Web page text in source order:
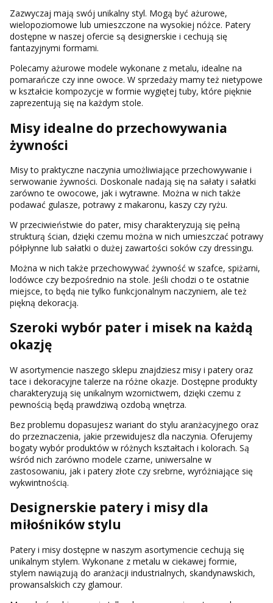
Zazwyczaj mają swój unikalny styl. Mogą być ażurowe,
wielopoziomowe lub umieszczone na wysokiej nóżce. Patery
dostępne w naszej ofercie są designerskie i cechują się
fantazyjnymi formami.
Polecamy ażurowe modele wykonane z metalu, idealne na
pomarańcze czy inne owoce. W sprzedaży mamy też nietypowe
w kształcie kompozycje w formie wygiętej tuby, które pięknie
zaprezentują się na każdym stole.
Misy idealne do przechowywania
żywności
Misy to praktyczne naczynia umożliwiające przechowywanie i
serwowanie żywności. Doskonale nadają się na sałaty i sałatki
zarówno te owocowe, jak i wytrawne. Można w nich także
podawać gulasze, potrawy z makaronu, kaszy czy ryżu.
W przeciwieństwie do pater, misy charakteryzują się pełną
strukturą ścian, dzięki czemu można w nich umieszczać potrawy
półpłynne lub sałatki o dużej zawartości soków czy dressingu.
Można w nich także przechowywać żywność w szafce, spiżarni,
lodówce czy bezpośrednio na stole. Jeśli chodzi o te ostatnie
miejsce, to będą nie tylko funkcjonalnym naczyniem, ale też
piękną dekoracją.
Szeroki wybór pater i misek na każdą
okazję
W asortymencie naszego sklepu znajdziesz misy i patery oraz
tace i dekoracyjne talerze na różne okazje. Dostępne produkty
charakteryzują się unikalnym wzornictwem, dzięki czemu z
pewnością będą prawdziwą ozdobą wnętrza.
Bez problemu dopasujesz wariant do stylu aranżacyjnego oraz
do przeznaczenia, jakie przewidujesz dla naczynia. Oferujemy
bogaty wybór produktów w różnych kształtach i kolorach. Są
wśród nich zarówno modele czarne, uniwersalne w
zastosowaniu, jak i patery złote czy srebrne, wyróżniające się
wykwintnością.
Designerskie patery i misy dla
miłośników stylu
Patery i misy dostępne w naszym asortymencie cechują się
unikalnym stylem. Wykonane z metalu w ciekawej formie,
stylem nawiązują do aranżacji industrialnych, skandynawskich,
prowansalskich czy glamour.